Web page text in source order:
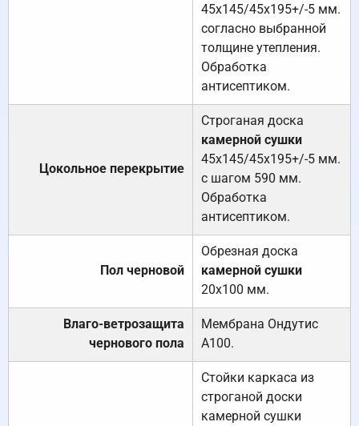
45х145/45х195+/-5 мм.
согласно выбранной
толщине утепления.
Обработка
антисептиком.
Цокольное перекрытие
Строганая доска
камерной сушки
45х145/45х195+/-5 мм.
с шагом 590 мм.
Обработка
антисептиком.
Пол черновой
Обрезная доска
камерной сушки
20х100 мм.
Влаго-ветрозащита
чернового пола
Мембрана Ондутис
А100.
Стойки каркаса из
строганой доски
камерной сушки